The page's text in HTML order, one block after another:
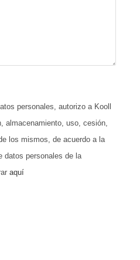
personales, autorizo a Kooll
almacenamiento, uso, cesión,
los mismos, de acuerdo a la
datos personales de la
aquí